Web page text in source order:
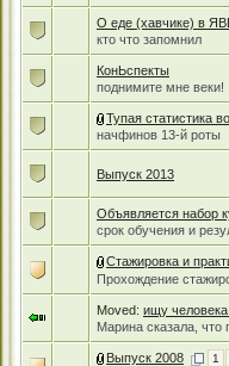
О еде (хавчике) в
кто что запомнил
КонЬспекты
поднимите мне веки!
Тупая статистика
начфинов 13-й роты
Выпуск 2013
Объявляется набор
срок обучения и
Стажировка и
Прохождение
Moved: ищу
Марина сказала, что
Выпуск 2008 1